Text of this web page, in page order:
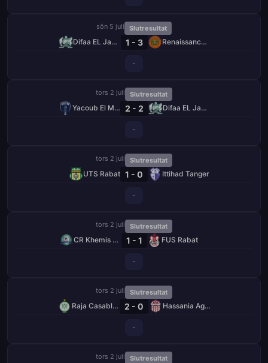
sön 5 juli Slutresultat
Difaa EL Jadida 1 - 3 Renaissance Berkane
-
tors 2 juli Slutresultat
Yacoub El Mansour 2 - 2 Difaa EL Jadida
-
tors 2 juli Slutresultat
UTS Rabat 1 - 0 Ittihad Tanger
-
tors 2 juli Slutresultat
CR Khemis Zemamra 1 - 1 FUS Rabat
-
tors 2 juli Slutresultat
Raja Casablanca 2 - 0 Hassania Agadir
-
tors 2 juli Slutresultat